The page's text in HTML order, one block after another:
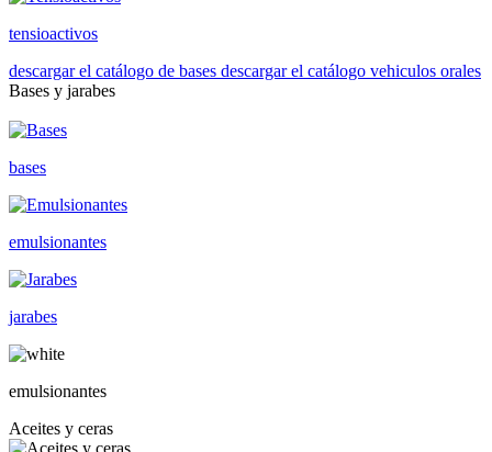
tensioactivos
descargar el catálogo de bases descargar el catálogo vehiculos orales
Bases y jarabes
bases
emulsionantes
jarabes
emulsionantes
Aceites y ceras